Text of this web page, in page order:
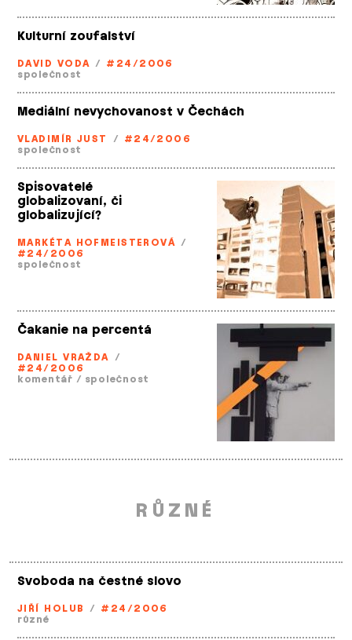
Kulturní zoufalství
DAVID VODA / #24/2006
společnost
Mediální nevychovanost v Čechách
VLADIMÍR JUST / #24/2006
společnost
Spisovatelé
globalizovaní, či
globalizující?
MARKÉTA HOFMEISTEROVÁ /
#24/2006
společnost
Čakanie na percentá
DANIEL VRAŽDA /
#24/2006
komentář / společnost
RŮZNÉ
Svoboda na čestné slovo
JIŘÍ HOLUB / #24/2006
různé